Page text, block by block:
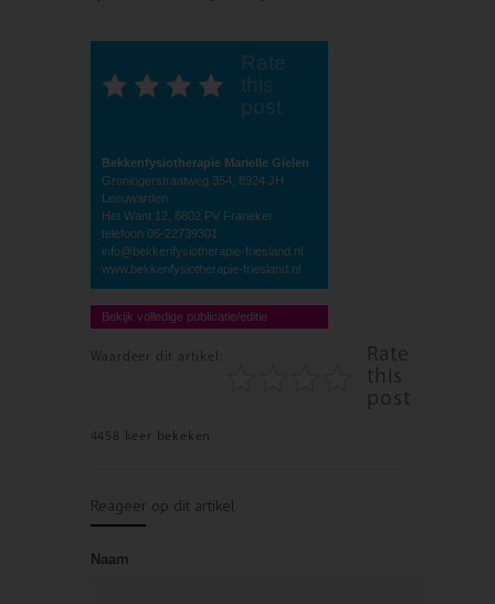
Rate
this
post
Bekkenfysiotherapie Marielle Gielen
Groningerstraatweg 354, 8924 JH
Leeuwarden
Het Want 12, 8802 PV Franeker
telefoon 06-22739301
info@bekkenfysiotherapie-friesland.nl
www.bekkenfysiotherapie-friesland.nl
Bekijk volledige publicatie/editie
Waardeer dit artikel:
Rate
this
post
4458 keer bekeken
Reageer op dit artikel
Naam